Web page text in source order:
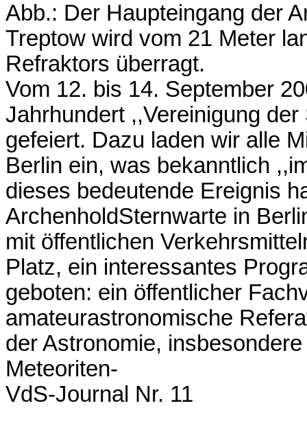
Abb.: Der Haupteingang der
Treptow wird vom 21 Meter
Refraktors überragt.
Vom 12. bis 14. September
Jahrhundert ,,Vereinigung
gefeiert. Dazu laden wir alle
Berlin ein, was bekanntlich
dieses bedeutende Ereignis
ArchenholdSternwarte in
mit öffentlichen
Platz, ein interessantes
geboten: ein öffentlicher
amateurastronomische
der Astronomie,
Meteoriten-
VdS-Journal Nr. 11